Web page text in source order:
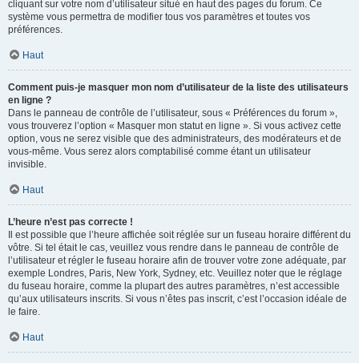
cliquant sur votre nom d’utilisateur situé en haut des pages du forum. Ce
système vous permettra de modifier tous vos paramètres et toutes vos
préférences.
Haut
Comment puis-je masquer mon nom d’utilisateur de la liste des utilisateurs
en ligne ?
Dans le panneau de contrôle de l’utilisateur, sous « Préférences du forum »,
vous trouverez l’option « Masquer mon statut en ligne ». Si vous activez cette
option, vous ne serez visible que des administrateurs, des modérateurs et de
vous-même. Vous serez alors comptabilisé comme étant un utilisateur
invisible.
Haut
L’heure n’est pas correcte !
Il est possible que l’heure affichée soit réglée sur un fuseau horaire différent du
vôtre. Si tel était le cas, veuillez vous rendre dans le panneau de contrôle de
l’utilisateur et régler le fuseau horaire afin de trouver votre zone adéquate, par
exemple Londres, Paris, New York, Sydney, etc. Veuillez noter que le réglage
du fuseau horaire, comme la plupart des autres paramètres, n’est accessible
qu’aux utilisateurs inscrits. Si vous n’êtes pas inscrit, c’est l’occasion idéale de
le faire.
Haut